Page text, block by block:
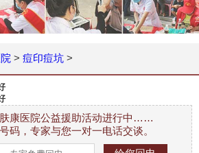
> 痘印痘坑>
康医院公益援助活动进行中……
码，专家与您一对一电话交谈。